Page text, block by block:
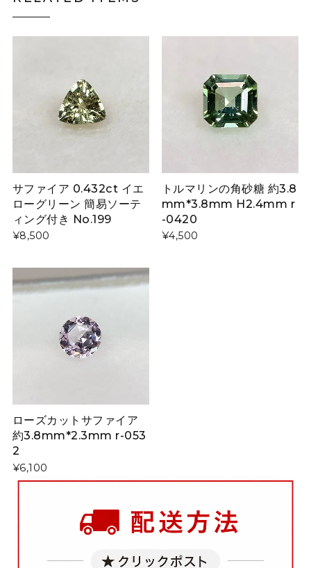
サファイア 0.432ct イエ
ローグリーン 簡易ソーテ
ィング付き No.199
¥8,500
トルマリンの角砂糖 約3.8
mm*3.8mm H2.4mm r
-0420
¥4,500
ローズカットサファイア
約3.8mm*2.3mm r-053
2
¥6,100